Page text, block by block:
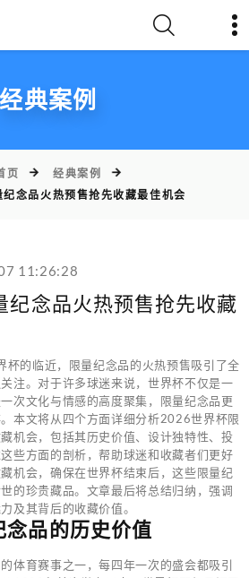
经典案例
页
经典案例
念品火热预售抢先收藏最佳机会
11:26:28
念品火热预售抢先收藏
的临近，限量纪念品的火热预售吸引了全
注。对于许多球迷来说，世界杯不仅是一
次文化与情感的高度聚集，限量纪念品更
本文将从四个方面详细分析2026世界杯限
机会，包括其历史价值、设计独特性、投
些方面的剖析，帮助球迷和收藏者们更好
机会，确保在世界杯结束后，这些限量纪
的珍贵藏品。文章最后将总结归纳，强调
及其背后的收藏价值。
念品的历史价值
体育赛事之一，每四年一次的盛会都吸引